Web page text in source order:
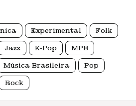
Experimental Folk
Jazz K-Pop MPB
Música Brasileira Pop
Rock